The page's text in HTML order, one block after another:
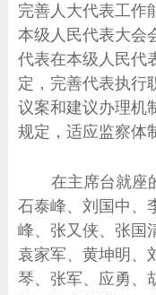
完善人大代表工作
本级人民代表大会
代表在本级人民代
定，完善代表执行
议案和建议办理机
规定，适应监察体
在主席台就座
石泰峰、刘国中、
峰、张又侠、张国
袁家军、黄坤明、
琴、张军、应勇、